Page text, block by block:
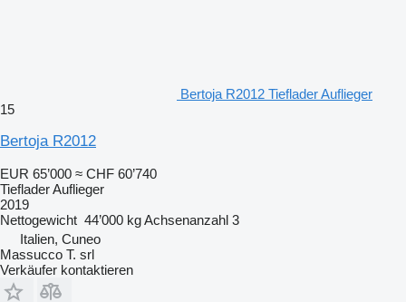
Bertoja R2012 Tieflader Auflieger
15
Bertoja R2012
EUR 65’000 ≈ CHF 60’740
Tieflader Auflieger
2019
Nettogewicht 44’000 kgAchsenanzahl 3
Italien, Cuneo
Massucco T. srl
Verkäufer kontaktieren